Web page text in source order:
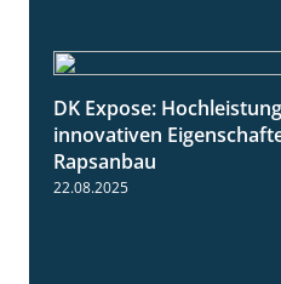
DK Expose:
innovativen
Rapsanbau
22.08.2025